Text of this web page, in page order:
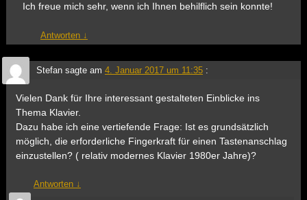
Ich freue mich sehr, wenn ich Ihnen behilflich sein konnte!
Antworten ↓
Stefansagte am 4. Januar 2017 um 11:35 :
Vielen Dank für Ihre interessant gestalteten Einblicke ins
Thema Klavier.
Dazu habe ich eine vertiefende Frage: Ist es grundsätzlich
möglich, die erforderliche Fingerkraft für einen Tastenanschlag
einzustellen? ( relativ modernes Klavier 1980er Jahre)?
Antworten ↓